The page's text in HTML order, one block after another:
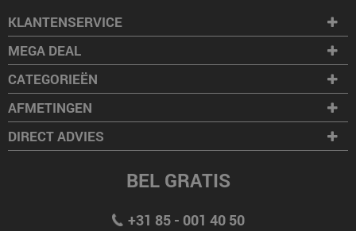
KLANTENSERVICE
MEGA DEAL
CATEGORIEËN
AFMETINGEN
DIRECT ADVIES
BEL GRATIS
+31 85 - 001 40 50